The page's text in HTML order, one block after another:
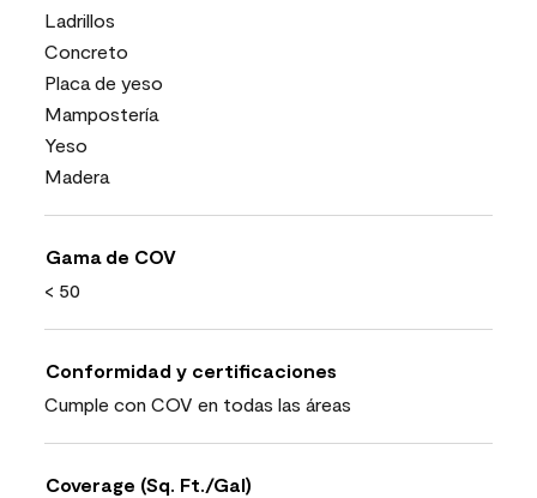
Ladrillos
Concreto
Placa de yeso
Mampostería
Yeso
Madera
Gama de COV
< 50
Conformidad y certificaciones
Cumple con COV en todas las áreas
Coverage (Sq. Ft./Gal)